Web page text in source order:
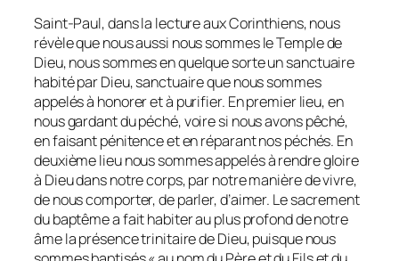
Saint-Paul, dans la lecture aux Corinthiens, nous
révèle que nous aussi nous sommes le Temple de
Dieu, nous sommes en quelque sorte un sanctuaire
habité par Dieu, sanctuaire que nous sommes
appelés à honorer et à purifier. En premier lieu, en
nous gardant du péché, voire si nous avons pêché,
en faisant pénitence et en réparant nos péchés. En
deuxième lieu nous sommes appelés à rendre gloire
à Dieu dans notre corps, par notre manière de vivre,
de nous comporter, de parler, d’aimer. Le sacrement
du baptême a fait habiter au plus profond de notre
âme la présence trinitaire de Dieu, puisque nous